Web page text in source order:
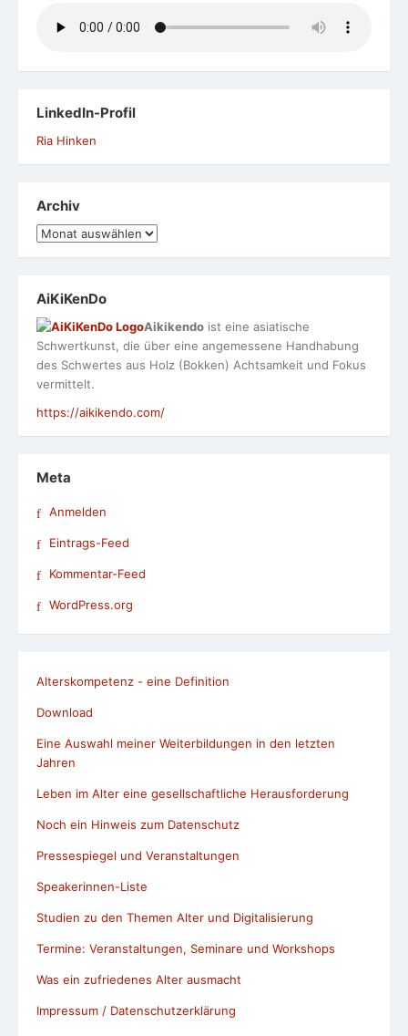
LinkedIn-Profil
Ria Hinken
Archiv
Archiv
AiKiKenDo
Aikikendo ist eine asiatische
Schwertkunst, die über eine angemessene Handhabung
des Schwertes aus Holz (Bokken) Achtsamkeit und Fokus
vermittelt.
https://aikikendo.com/
Meta
Anmelden
Eintrags-Feed
Kommentar-Feed
WordPress.org
Alterskompetenz - eine Definition
Download
Eine Auswahl meiner Weiterbildungen in den letzten
Jahren
Leben im Alter eine gesellschaftliche Herausforderung
Noch ein Hinweis zum Datenschutz
Pressespiegel und Veranstaltungen
Speakerinnen-Liste
Studien zu den Themen Alter und Digitalisierung
Termine: Veranstaltungen, Seminare und Workshops
Was ein zufriedenes Alter ausmacht
Impressum / Datenschutzerklärung